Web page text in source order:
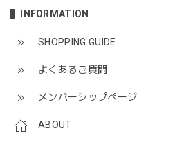
INFORMATION
SHOPPING GUIDE
よくあるご質問
メンバーシップページ
ABOUT